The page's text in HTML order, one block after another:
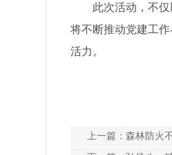
此次活动，不仅以
将不断推动党建工
活力。
上一篇： 森林防火